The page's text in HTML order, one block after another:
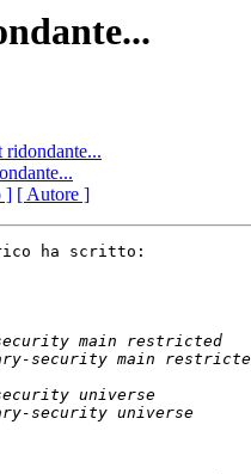
ridondante...
] [ Autore ]
ha scritto: